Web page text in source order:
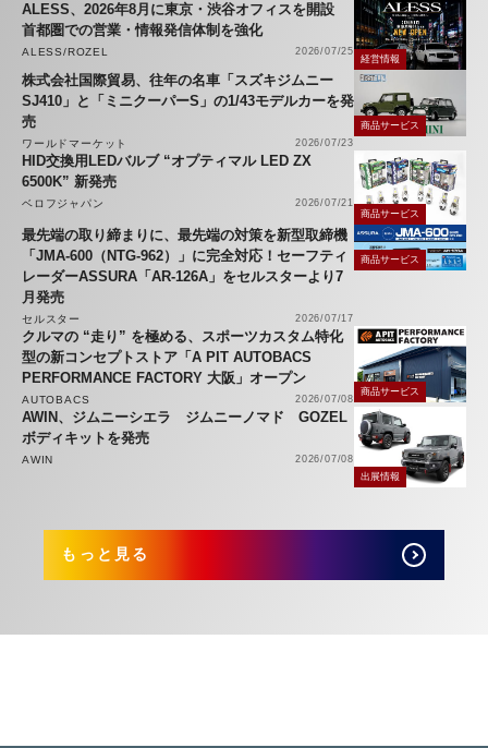
ALESS、2026年8月に東京・渋谷オフィスを開設
首都圏での営業・情報発信体制を強化
ALESS/ROZEL 2026/07/25
経営情報
株式会社国際貿易、往年の名車「スズキジムニー
SJ410」と「ミニクーパーS」の1/43モデルカーを発
売
ワールドマーケット 2026/07/23
商品サービス
HID交換用LEDバルブ “オプティマル LED ZX
6500K” 新発売
ベロフジャパン
2026/07/21
商品サービス
最先端の取り締まりに、最先端の対策を新型取締機
「JMA-600（NTG-962）」に完全対応！セーフティ
レーダーASSURA「AR-126A」をセルスターより7
月発売
セルスター 2026/07/17
商品サービス
クルマの “走り” を極める、スポーツカスタム特化
型の新コンセプトストア「A PIT AUTOBACS
PERFORMANCE FACTORY 大阪」オープン
AUTOBACS 2026/07/08
商品サービス
AWIN、ジムニーシエラ ジムニーノマド GOZEL
ボディキットを発売
AWIN
2026/07/08
出展情報
もっと見る